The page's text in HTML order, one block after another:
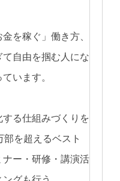
を稼ぐ」働き方、
自由を掴む人にな
います。
る仕組みづくりを
を超えるベスト
ー・研修・講演活